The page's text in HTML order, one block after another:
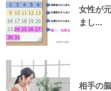
女性が
まし...
相手の